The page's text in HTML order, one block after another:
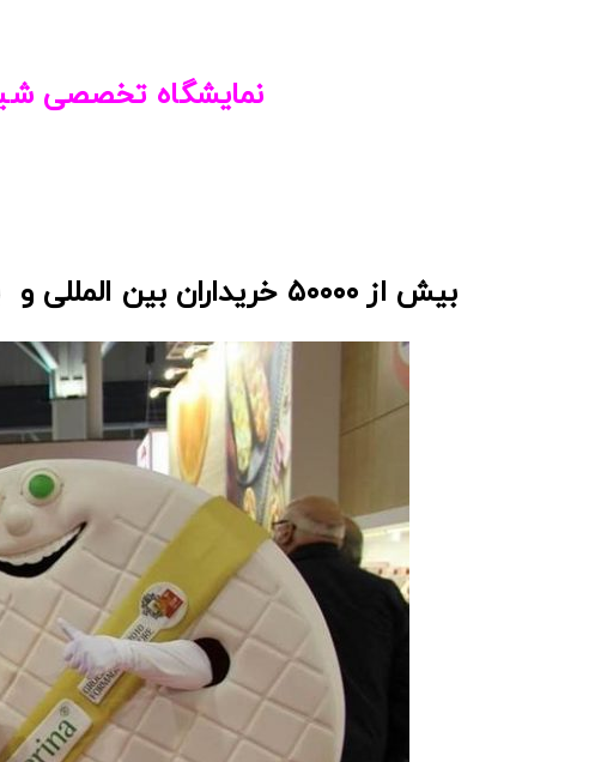
نمایشگاه تخصصی
بیش از ۵۰۰۰۰ خریداران بین المللی و بازدید کنندگان منطقه را طی سه روز برگزاری نمایشگاه جذب